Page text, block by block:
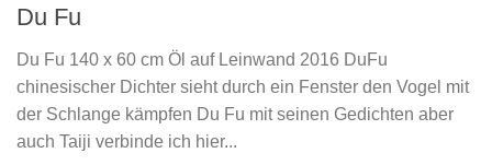
Du Fu
Du Fu 140 x 60 cm Öl auf Leinwand 2016 DuFu
chinesischer Dichter sieht durch ein Fenster den Vogel mit
der Schlange kämpfen Du Fu mit seinen Gedichten aber
auch Taiji verbinde ich hier...